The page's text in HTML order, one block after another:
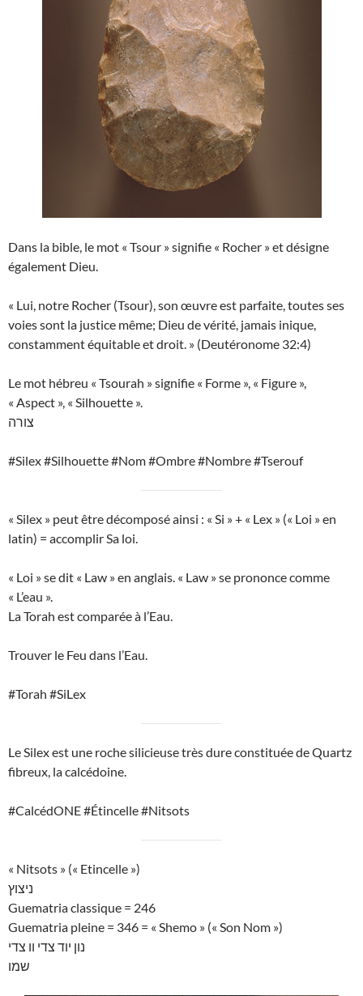
Dans la bible, le mot « Tsour » signifie « Rocher » et désigne
également Dieu.
« Lui, notre Rocher (Tsour), son œuvre est parfaite, toutes ses
voies sont la justice même; Dieu de vérité, jamais inique,
constamment équitable et droit. » (Deutéronome 32:4)
Le mot hébreu « Tsourah » signifie « Forme », « Figure »,
« Aspect », « Silhouette ».
צורה
#Silex #Silhouette #Nom #Ombre #Nombre #Tserouf
« Silex » peut être décomposé ainsi : « Si » + « Lex » (« Loi » en
latin) = accomplir Sa loi.
« Loi » se dit « Law » en anglais. « Law » se prononce comme
« L’eau ».
La Torah est comparée à l’Eau.
Trouver le Feu dans l’Eau.
#Torah #SiLex
Le Silex est une roche silicieuse très dure constituée de Quartz
fibreux, la calcédoine.
#CalcédONE #Étincelle #Nitsots
« Nitsots » (« Etincelle »)
ניצוץ
Guematria classique = 246
Guematria pleine = 346 = « Shemo » (« Son Nom »)
נון יוד צדי וו צדי
שמו